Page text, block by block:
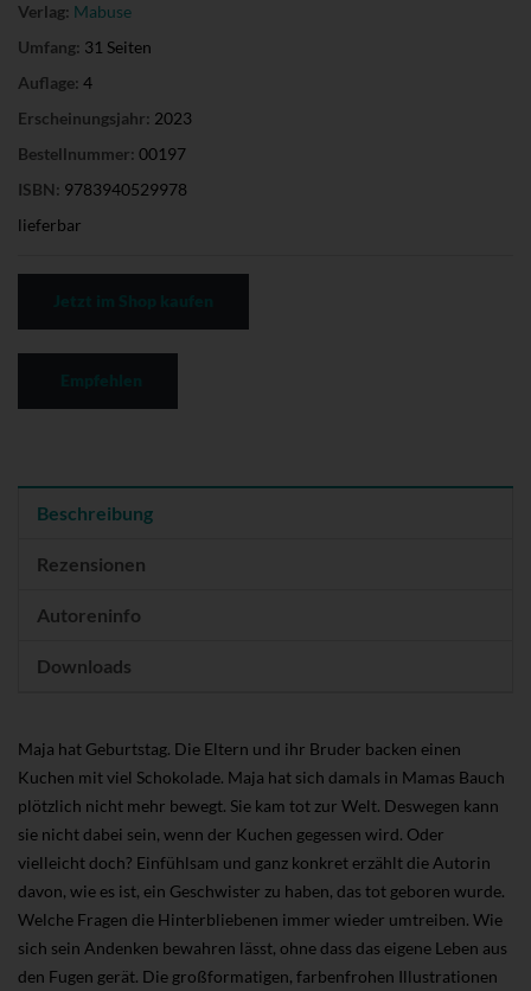
Verlag: Mabuse
Umfang: 31 Seiten
Auflage: 4
Erscheinungsjahr: 2023
Bestellnummer: 00197
ISBN: 9783940529978
lieferbar
Beschreibung
Rezensionen
Autoreninfo
Downloads
Maja hat Geburtstag. Die Eltern und ihr Bruder backen einen
Kuchen mit viel Schokolade. Maja hat sich damals in Mamas Bauch
plötzlich nicht mehr bewegt. Sie kam tot zur Welt. Deswegen kann
sie nicht dabei sein, wenn der Kuchen gegessen wird. Oder
vielleicht doch? Einfühlsam und ganz konkret erzählt die Autorin
davon, wie es ist, ein Geschwister zu haben, das tot geboren wurde.
Welche Fragen die Hinterbliebenen immer wieder umtreiben. Wie
sich sein Andenken bewahren lässt, ohne dass das eigene Leben aus
den Fugen gerät. Die großformatigen, farbenfrohen Illustrationen